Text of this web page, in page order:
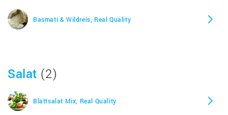
Basmati & Wildreis, Real Quality
Salat (2)
Blattsalat Mix, Real Quality